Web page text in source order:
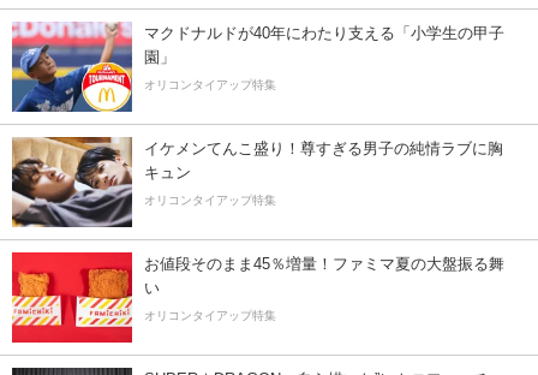
マクドナルドが40年にわたり支える「小学生の甲子
園」
オリコンタイアップ特集
イケメンてんこ盛り！尊すぎる男子の純情ラブに胸
キュン
オリコンタイアップ特集
お値段そのまま45％増量！ファミマ夏の大盤振る舞
い
オリコンタイアップ特集